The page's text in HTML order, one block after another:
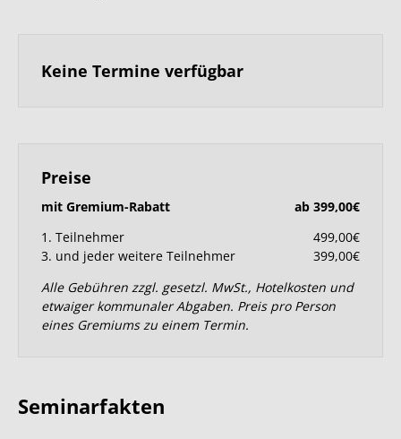
Keine Termine verfügbar
Preise
mit Gremium-Rabatt
ab 399,00€
1. Teilnehmer
499,00€
3. und jeder weitere Teilnehmer
399,00€
Alle Gebühren zzgl. gesetzl. MwSt., Hotelkosten und
etwaiger kommunaler Abgaben. Preis pro Person
eines Gremiums zu einem Termin.
Seminarfakten